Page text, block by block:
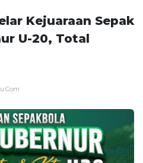
Kejuaraan Sepak
U-20, Total